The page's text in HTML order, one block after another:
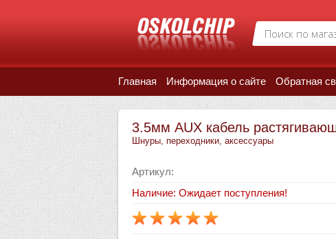
Главная Информация о сайте Обратная
3.5мм AUX кабель
Шнуры, переходники, аксессуары
Артикул:
Наличие: Ожидает поступления!